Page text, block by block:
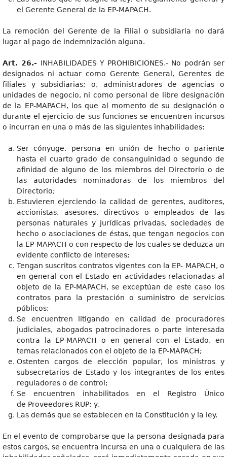
el Gerente General de la EP-MAPACH.
La remoción del Gerente de la Filial o subsidiaria no dará
lugar al pago de indemnización alguna.
Art. 26.- INHABILIDADES Y PROHIBICIONES.- No podrán ser
designados ni actuar como Gerente General, Gerentes de
filiales y subsidiarias; o, administradores de agencias o
unidades de negocio, ni como personal de libre designación
de la EP-MAPACH, los que al momento de su designación o
durante el ejercicio de sus funciones se encuentren incursos
o incurran en una o más de las siguientes inhabilidades:
Ser cónyuge, persona en unión de hecho o pariente
hasta el cuarto grado de consanguinidad o segundo de
afinidad de alguno de los miembros del Directorio o de
las autoridades nominadoras de los miembros del
Directorio;
Estuvieren ejerciendo la calidad de gerentes, auditores,
accionistas, asesores, directivos o empleados de las
personas naturales y jurídicas privadas, sociedades de
hecho o asociaciones de éstas, que tengan negocios con
la EP-MAPACH o con respecto de los cuales se deduzca un
evidente conflicto de intereses;
Tengan suscritos contratos vigentes con la EP- MAPACH, o
en general con el Estado en actividades relacionadas al
objeto de la EP-MAPACH, se exceptúan de este caso los
contratos para la prestación o suministro de servicios
públicos;
Se encuentren litigando en calidad de procuradores
judiciales, abogados patrocinadores o parte interesada
contra la EP-MAPACH o en general con el Estado, en
temas relacionados con el objeto de la EP-MAPACH;
Ostenten cargos de elección popular, los ministros y
subsecretarios de Estado y los integrantes de los entes
reguladores o de control;
Se encuentren inhabilitados en el Registro Único
de Proveedores RUP; y,
Las demás que se establecen en la Constitución y la ley.
En el evento de comprobarse que la persona designada para
estos cargos, se encuentra incursa en una o cualquiera de las